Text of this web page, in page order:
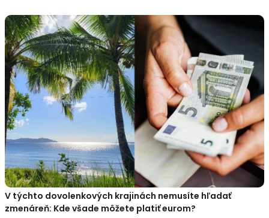
V týchto dovolenkových krajinách nemusíte hľadať
zmenáreň: Kde všade môžete platiť eurom?